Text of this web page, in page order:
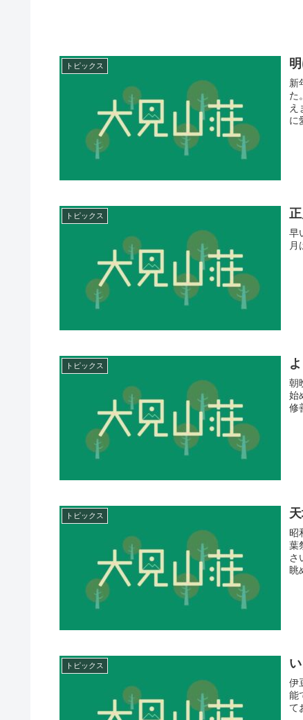
トピックス
新
た
え
に
トピックス
早
月
トピックス
朝
始
修
トピックス
昭
葉
さ
眺
トピックス
伊
能
て